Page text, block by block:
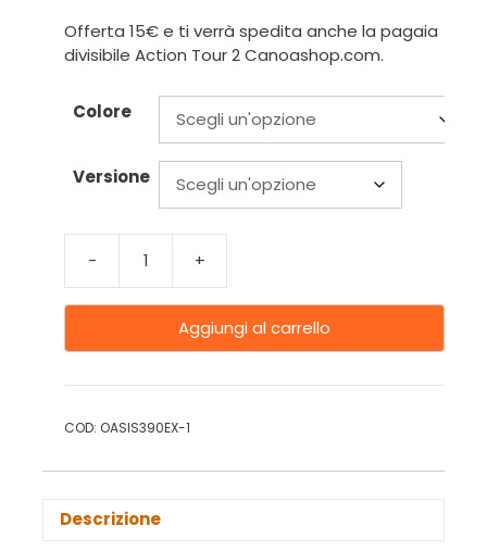
Offerta 15€ e ti verrà spedita anche la pagaia
divisibile Action Tour 2 Canoashop.com.
Colore
Versione
- +
Aggiungi al carrello
COD: OASIS390EX-1
Descrizione